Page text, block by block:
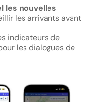
les nouvelles
les arrivants avant
indicateurs de
les dialogues de